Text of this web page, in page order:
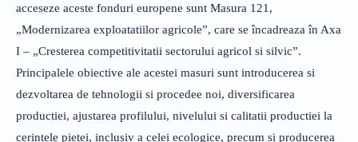
acceseze aceste fonduri europene sunt Masura 121,
„Modernizarea exploatatiilor agricole”, care se încadreaza în Axa
I – „Cresterea competitivitatii sectorului agricol si silvic”.
Principalele obiective ale acestei masuri sunt introducerea si
dezvoltarea de tehnologii si procedee noi, diversificarea
productiei, ajustarea profilului, nivelului si calitatii productiei la
cerintele pietei, inclusiv a celei ecologice, precum si producerea